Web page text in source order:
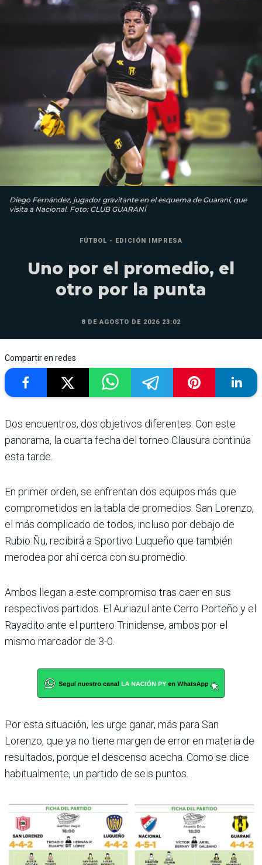
Diego Fernández, jugador gravitante en el esquema de Guaraní, que
visita a Nacional. Foto: CLUB GUARANÍ
FÚTBOL - EDICIÓN IMPRESA
Uno por el promedio, el
otro por la punta
8 DE AGOSTO DE 2026 23:02
Compartir en redes
Dos encuentros, dos objetivos diferen­tes. Con este
pano­rama, la cuarta fecha del tor­neo Clausura continúa
esta tarde.
En primer orden, se enfren­tan dos equipos más que
com­prometidos en la tabla de pro­medios. San Lorenzo,
el más complicado de todos, incluso por debajo de
Rubio Ñu, reci­birá a Sportivo Luqueño que también
merodea por ahí cerca con su promedio.
Ambos llegan a este compro­miso tras caer en sus
respec­tivos partidos. El Auriazul ante Cerro Porteño y el
Raya­dito ante el puntero Trini­dense, ambos por el
mismo marcador de 3-0.
Por esta situación, les urge ganar, más para San
Lorenzo, que ya no tiene margen de error en materia de
resulta­dos, porque el descenso ace­cha. Como se dice
habitual­mente, un partido de seis puntos.